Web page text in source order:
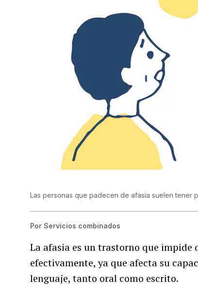
Las personas que padecen de afasia suelen tener
Por Servicios combinados
La afasia es un trastorno que impide
efectivamente, ya que afecta su
lenguaje, tanto oral como escrito.